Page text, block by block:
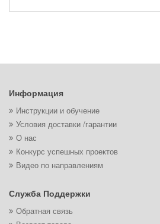
Информация
Инструкции и обучение
Условия доставки /гарантии
О нас
Конкурс успешных проектов
Видео по направлениям
Служба Поддержки
Обратная связь